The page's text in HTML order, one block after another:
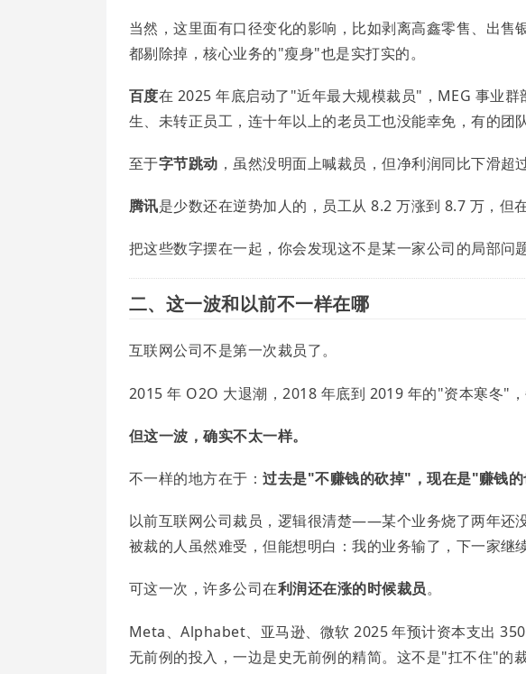
当然，这里面有口径变化的影响，比如剥离高鑫零售、出
都剔除掉，核心业务的"瘦身"也是实打实的。
百度在 2025 年底启动了"近年最大规模裁员"，MEG 事业
生、未转正员工，连十年以上的老员工也没能幸免，有的团
至于字节跳动 ，虽然没明面上喊裁员，但净利润同比下滑
腾讯是少数还在逆势加人的，员工从 8.2 万涨到 8.7 万，但
把这些数字摆在一起，你会发现这不是某一家公司的局部问
二、这一波和以前不一样在哪
互联网公司不是第一次裁员了。
2015 年 O2O 大退潮，2018 年底到 2019 年的"资本寒冬"，
但这一波，确实不太一样。
不一样的地方在于：过去是"不赚钱的砍掉"，现在是"赚钱
以前互联网公司裁员，逻辑很清楚——某个业务烧了两年还
被裁的人虽然难受，但能想明白：我的业务输了，下一家继续
可这一次，许多公司在利润还在涨的时候裁员。
Meta、Alphabet、亚马逊、微软 2025 年预计资本支出
无前例的投入，一边是史无前例的精简。这不是"扛不住"的